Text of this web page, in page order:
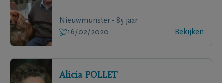
Nieuwmunster - 85 jaar
16/02/2020
Bekijken
Alicia POLLET